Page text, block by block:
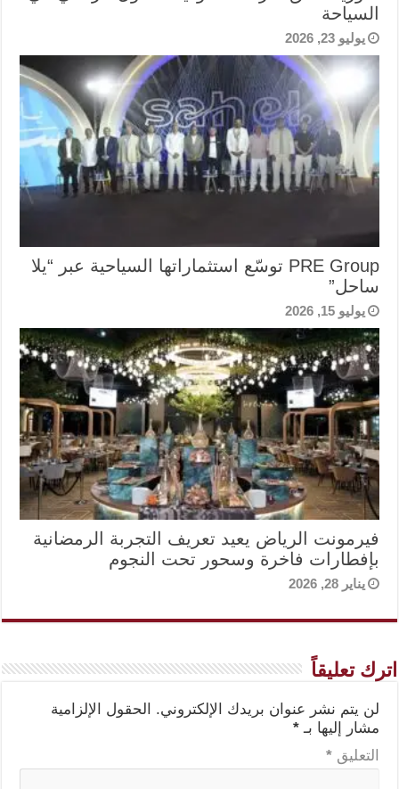
السياحة
يوليو 23, 2026
PRE Group توسّع استثماراتها السياحية عبر “يلا
ساحل”
يوليو 15, 2026
فيرمونت الرياض يعيد تعريف التجربة الرمضانية
بإفطارات فاخرة وسحور تحت النجوم
يناير 28, 2026
اترك تعليقاً
لن يتم نشر عنوان بريدك الإلكتروني.
الحقول الإلزامية
مشار إليها بـ *
التعليق *